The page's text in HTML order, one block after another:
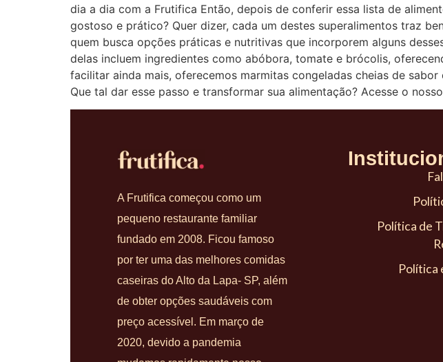
dia a dia com a Frutifica Então, depois de conferir essa lista de
gostoso e prático? Quer dizer, cada um destes superalimentos traz
quem busca opções práticas e nutritivas que incorporem alguns
delas incluem ingredientes como abóbora, tomate e brócolis,
facilitar ainda mais, oferecemos marmitas congeladas cheias de
Que tal dar esse passo e transformar sua alimentação? Acesse o
A Frutifica começou como um
pequeno restaurante familiar
fundado em 2008. Ficou famoso
por ter uma das melhores comidas
caseiras do Alto da Lapa- SP, além
de obter opções saudáveis com
preço acessível. Em março de
2020, devido a pandemia
Política de
Política